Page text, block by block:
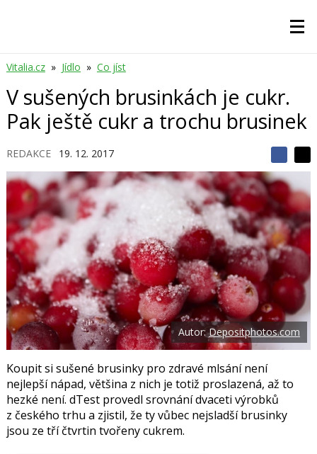
Vitalia.cz » Jídlo » Co jíst
V sušených brusinkách je cukr.
Pak ještě cukr a trochu brusinek
REDAKCE 19. 12. 2017
S
d
í
l
e
t
S
d
j
t
e
n
a
a
c
b
o
o
k
í
e
t
n
s
í
i
X
Autor:Depositphotos.com
Koupit si sušené brusinky pro zdravé mlsání není
nejlepší nápad, většina z nich je totiž proslazená, až to
hezké není. dTest provedl srovnání dvaceti výrobků
z českého trhu a zjistil, že ty vůbec nejsladší brusinky
jsou ze tří čtvrtin tvořeny cukrem.